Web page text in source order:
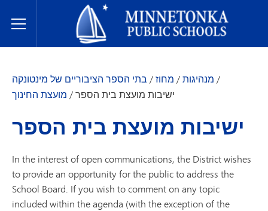
Toggle Menu
בתי הספר הציבוריים של מינטונקה
בתי הספר הציבוריים של מינטונקה /מחוז /מנהיגות /
מועצת החינוך /ישיבות מועצת בית הספר
ישיבות מועצת בית הספר
In the interest of open communications, the District wishes
to provide an opportunity for the public to address the
School Board. If you wish to comment on any topic
included within the agenda (with the exception of the